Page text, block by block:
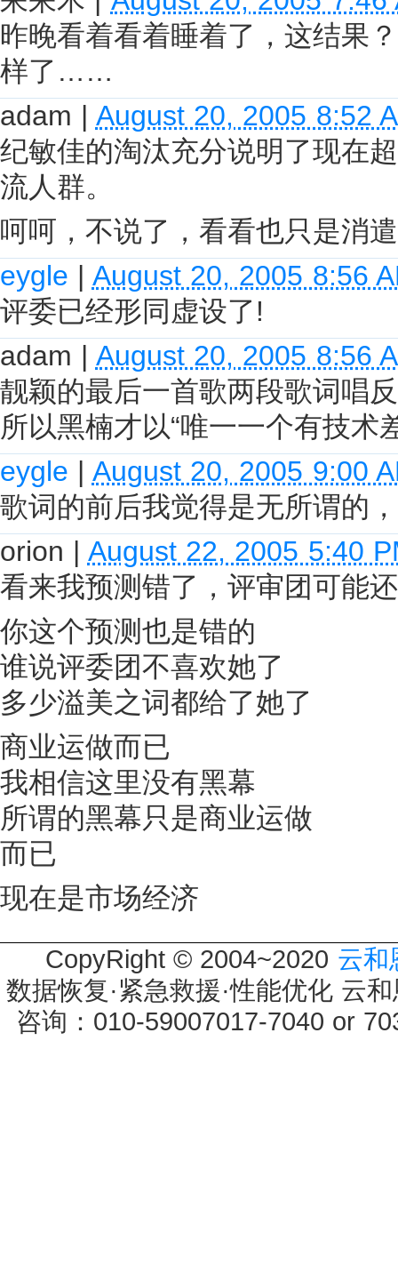
昨晚看着看着睡着了，这结果
样了……
adam | August 20, 2005 8:52
纪敏佳的淘汰充分说明了现在
流人群。
呵呵，不说了，看看也只是消
eygle | August 20, 2005 8:56
评委已经形同虚设了!
adam | August 20, 2005 8:56
靓颖的最后一首歌两段歌词唱
所以黑楠才以“唯一一个有技术
eygle | August 20, 2005 9:00
歌词的前后我觉得是无所谓的
orion | August 22, 2005 5:40
看来我预测错了，评审团可能
你这个预测也是错的
谁说评委团不喜欢她了
多少溢美之词都给了她了
商业运做而已
我相信这里没有黑幕
所谓的黑幕只是商业运做
而已
现在是市场经济
CopyRight © 2004~2020 云和
数据恢复·紧急救援·性能优化 云
咨询：010-59007017-7040 or